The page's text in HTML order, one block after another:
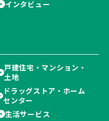
インタビュー
戸建住宅・マンション・
土地
ドラッグストア・ホーム
センター
生活サービス